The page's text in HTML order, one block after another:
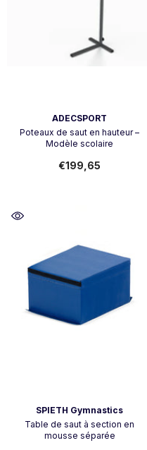
ADECSPORT
Poteaux de saut en hauteur –
Modèle scolaire
€199,65
Vendeur:SPIETH Gymnastics
Table de saut à section en
mousse séparée